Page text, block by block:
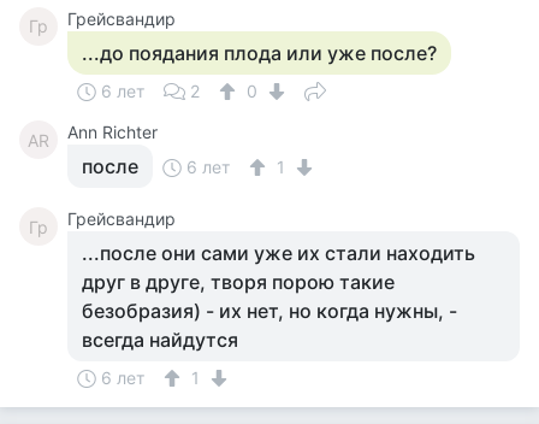
Гр Грейсвандир
...до поядания плода или уже после?
6 лет 2 0
AR Ann Richter
после 6 лет 1
Гр Грейсвандир
...после они сами уже их стали находить
друг в друге, творя порою такие
безобразия) - их нет, но когда нужны, -
всегда найдутся
6 лет 1